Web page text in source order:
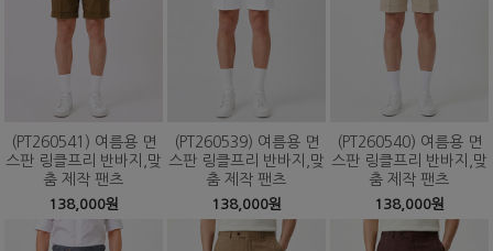
(PT260541) 여름용 면
스판 링클프리 반바지,맞
춤 제작 팬츠
138,000원
(PT260539) 여름용 면
스판 링클프리 반바지,맞
춤 제작 팬츠
138,000원
(PT260540) 여름용 면
스판 링클프리 반바지,맞
춤 제작 팬츠
138,000원